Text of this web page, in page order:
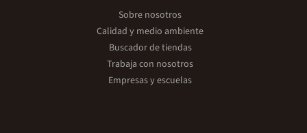
Sobre nosotros
Calidad y medio ambiente
Buscador de tiendas
Trabaja con nosotros
Empresas y escuelas